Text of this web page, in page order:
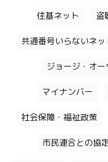
住基ネット 盗
共通番号いらないネッ
ジョージ・オ
マイナンバー
社会保障・福祉政策
市民連合との協